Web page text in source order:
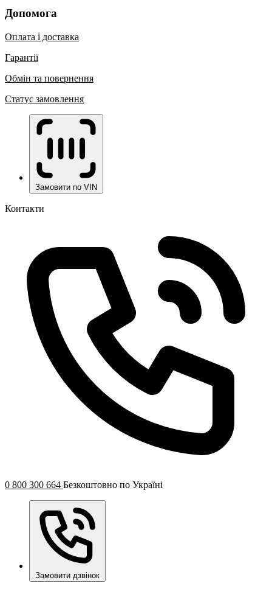
Допомога
Оплата і доставка
Гарантії
Обмін та повернення
Статус замовлення
Замовити по VIN
Контакти
0 800 300 664 Безкоштовно по Україні
Замовити дзвінок